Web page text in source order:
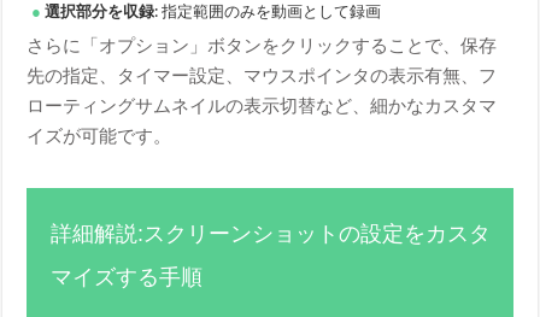
選択部分を収録: 指定範囲のみを動画として録画
さらに「オプション」ボタンをクリックすることで、保存
先の指定、タイマー設定、マウスポインタの表示有無、フ
ローティングサムネイルの表示切替など、細かなカスタマ
イズが可能です。
詳細解説:スクリーンショットの設定をカスタ
マイズする手順